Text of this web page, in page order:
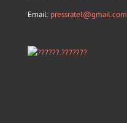
Email: pressratel@gmail.com